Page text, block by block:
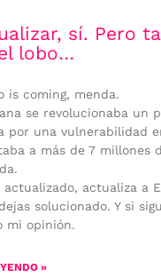
sí. Pero
lobo…
is coming, menda.
se revolucionaba un
por una vulnerabilidad
a más de 7 millones
actualizado, actualiza a
solucionado. Y si
mi opinión.
»